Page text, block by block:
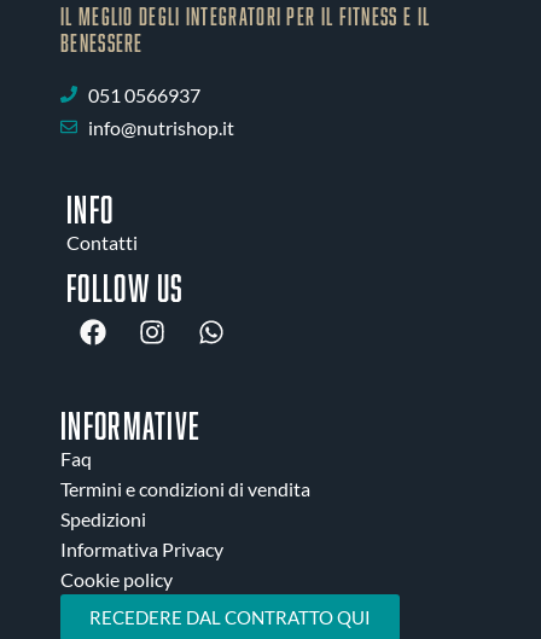
IL MEGLIO DEGLI Integratori PER IL FITNESS E IL
BENESSERE
051 0566937
info@nutrishop.it
INFO
Contatti
Follow us
INFORMATIVE
Faq
Termini e condizioni di vendita
Spedizioni
Informativa Privacy
Cookie policy
RECEDERE DAL CONTRATTO QUI